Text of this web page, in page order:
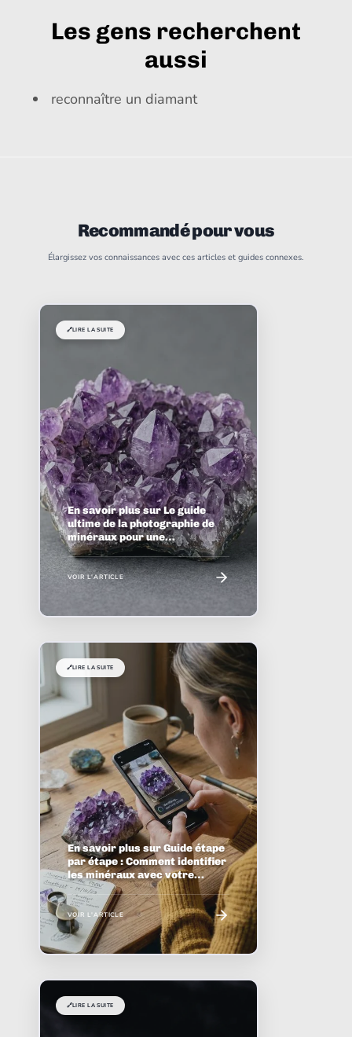
Les gens recherchent
aussi
reconnaître un diamant
Recommandé pour vous
Élargissez vos connaissances avec ces articles et guides connexes.
🔗LIRE LA SUITE
En savoir plus sur Le guide
ultime de la photographie de
minéraux pour une
identification précise
VOIR L'ARTICLE
🔗LIRE LA SUITE
En savoir plus sur Guide étape
par étape : Comment identifier
les minéraux avec votre
smartphone
VOIR L'ARTICLE
🔗LIRE LA SUITE